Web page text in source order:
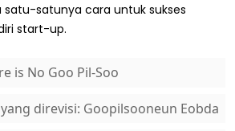
satu-satunya cara untuk sukses
start-up.
is No Goo Pil-Soo
direvisi: Goopilsooneun Eobda